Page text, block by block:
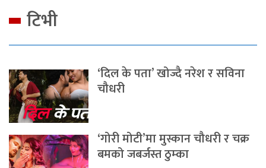
टिभी
‘दिल के पता’ खोज्दै नरेश र सविना
चौधरी
‘गोरी मोटी’मा मुस्कान चौधरी र चक्र
बमको जबर्जस्त ठुम्का